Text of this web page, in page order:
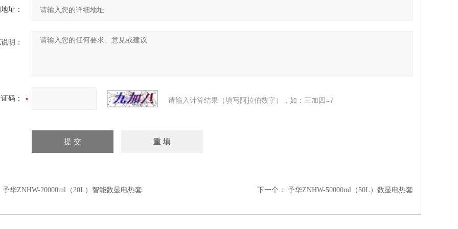
址：
明：
码： 请输入计算结果（填写阿拉伯数字），如：三加四=7
予华ZNHW-20000ml（20L）智能数显电热套 下一个： 予华ZNHW-50000ml（50L）数显电热套